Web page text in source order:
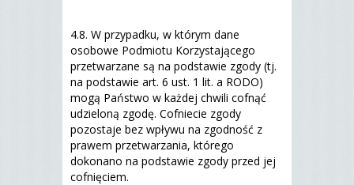
4.8. W przypadku, w którym dane
osobowe Podmiotu Korzystającego
przetwarzane są na podstawie zgody (tj.
na podstawie art. 6 ust. 1 lit. a RODO)
mogą Państwo w każdej chwili cofnąć
udzieloną zgodę. Cofniecie zgody
pozostaje bez wpływu na zgodność z
prawem przetwarzania, którego
dokonano na podstawie zgody przed jej
cofnięciem.